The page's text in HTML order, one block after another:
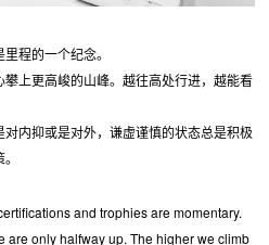
程的一个纪念。
上更高峻的山峰。越往高处行进，越能看
内抑或是对外，谦虚谨慎的状态总是积极
and trophies are momentary.
are only halfway up. The higher we climb